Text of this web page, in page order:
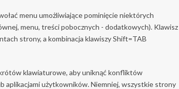
menu umożliwiające pominięcie niektórych
menu, treści pobocznych - dodatkowych). Klawisz
strony, a kombinacja klawiszy Shift=TAB
klawiaturowe, aby uniknąć konfliktów
aplikacjami użytkowników. Niemniej, wszystkie strony